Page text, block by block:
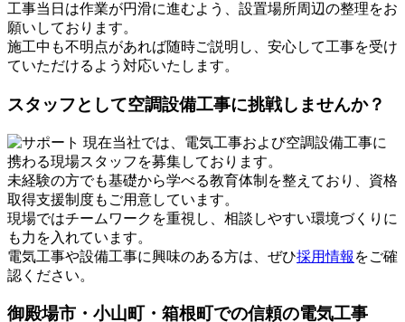
工事当日は作業が円滑に進むよう、設置場所周辺の整理をお
願いしております。
施工中も不明点があれば随時ご説明し、安心して工事を受け
ていただけるよう対応いたします。
スタッフとして空調設備工事に挑戦しませんか？
現在当社では、電気工事および空調設備工事に
携わる現場スタッフを募集しております。
未経験の方でも基礎から学べる教育体制を整えており、資格
取得支援制度もご用意しています。
現場ではチームワークを重視し、相談しやすい環境づくりに
も力を入れています。
電気工事や設備工事に興味のある方は、ぜひ採用情報 をご確
認ください。
御殿場市・小山町・箱根町での信頼の電気工事